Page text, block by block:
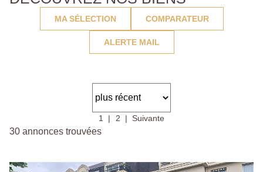
MA SÉLECTION COMPARATEUR
ALERTE MAIL
1 2 Suivante
30 annonces trouvées